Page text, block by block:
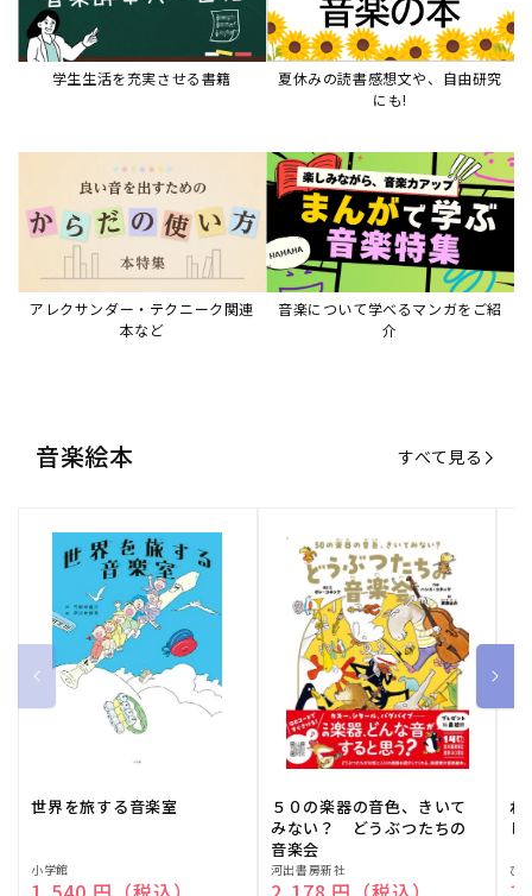
学生生活を充実させる書籍
夏休みの読書感想文や、自由研究
にも!
アレクサンダー・テクニーク関連
本など
音楽について学べるマンガをご紹
介
音楽絵本 すべて見る
世界を旅する音楽室
販
小学館
５０の楽器の音色、きいて
みない？ どうぶつたちの
音楽会
販
河出書房新社
ね
販ひ